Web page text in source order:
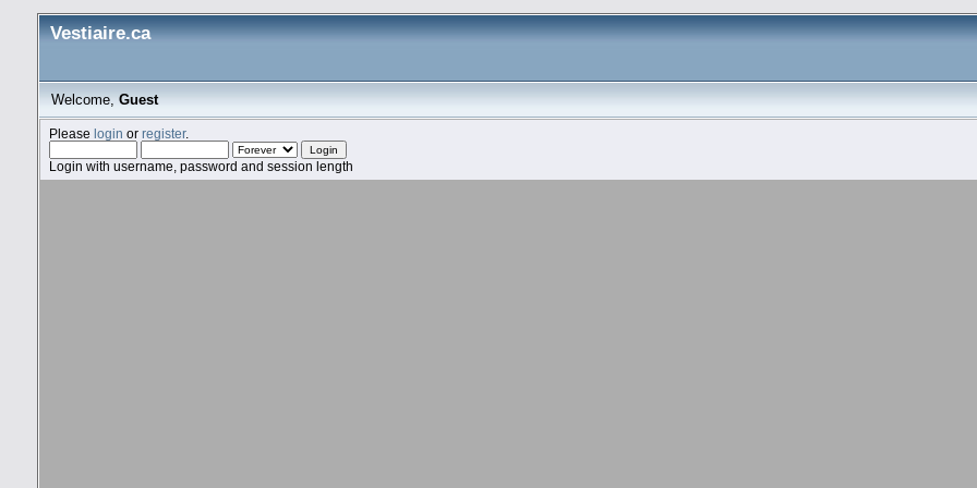
Vestiaire.ca
Welcome,Guest
Please login or register.
Login with username, password and session length